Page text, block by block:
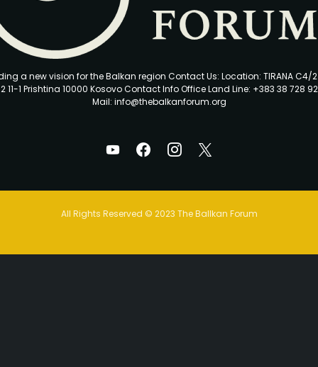
a new vision for the Balkan region Contact Us: Location: TIRANA C4/2
11-1 Prishtina 10000 Kosovo Contact Info Office Land Line: +383 38 728
Mail: info@thebalkanforum.org
All Rights Reserved © 2023 The Ballkan Forum